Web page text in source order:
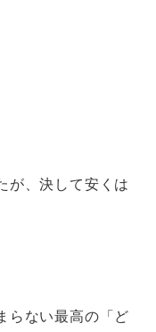
が、決して安くは
らない最高の「ど